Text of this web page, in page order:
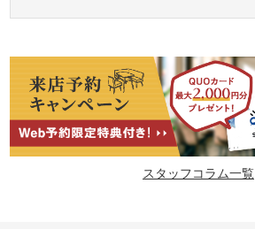
スタッフコラム一覧